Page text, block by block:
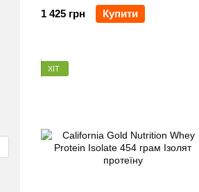
1 425 грн
Купити
ХІТ